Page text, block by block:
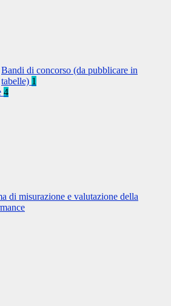
Bandi di concorso (da pubblicare in
tabelle) 1
4
di misurazione e valutazione della